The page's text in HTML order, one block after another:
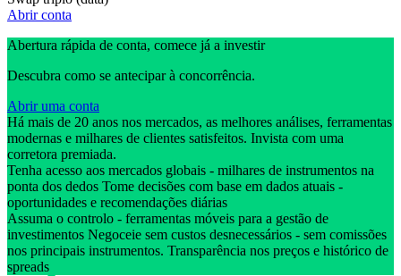
Abrir conta
Abertura rápida de conta, comece já a investir
Descubra como se antecipar à concorrência.
Abrir uma conta
Há mais de 20 anos nos mercados, as melhores análises, ferramentas
modernas e milhares de clientes satisfeitos. Invista com uma
corretora premiada.
Tenha acesso aos mercados globais - milhares de instrumentos na
ponta dos dedos Tome decisões com base em dados atuais -
oportunidades e recomendações diárias
Assuma o controlo - ferramentas móveis para a gestão de
investimentos Negoceie sem custos desnecessários - sem comissões
nos principais instrumentos. Transparência nos preços e histórico de
spreads